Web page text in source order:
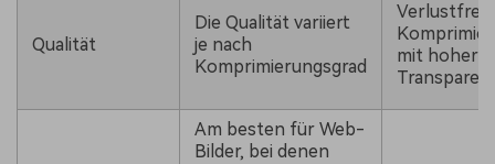
Qualität
Die Qualität variiert
je nach
Komprimierungsgrad
Verlustfreie
mit hoher
Am besten für Web-
Bilder, bei denen